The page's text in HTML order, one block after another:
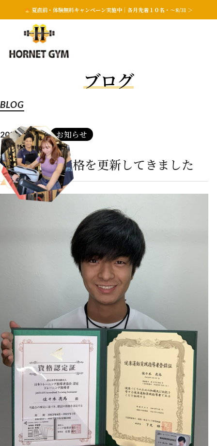
夏直前・体験無料キャンペーン実施中｜各月先着１０名・〜8/31 ＞
ブログ
BLOG
2023.08.04 お知らせ
トレーナー資格を更新してきました